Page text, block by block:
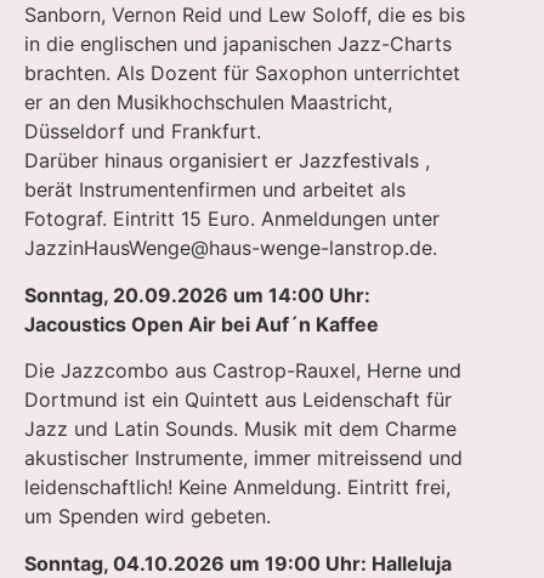
Sanborn, Vernon Reid und Lew Soloff, die es bis
in die englischen und japanischen Jazz-Charts
brachten. Als Dozent für Saxophon unterrichtet
er an den Musikhochschulen Maastricht,
Düsseldorf und Frankfurt.
Darüber hinaus organisiert er Jazzfestivals ,
berät Instrumentenfirmen und arbeitet als
Fotograf. Eintritt 15 Euro. Anmeldungen unter
JazzinHausWenge@haus-wenge-lanstrop.de.
Sonntag, 20.09.2026 um 14:00 Uhr:
Jacoustics Open Air bei Auf´n Kaffee
Die Jazzcombo aus Castrop-Rauxel, Herne und
Dortmund ist ein Quintett aus Leidenschaft für
Jazz und Latin Sounds. Musik mit dem Charme
akustischer Instrumente, immer mitreissend und
leidenschaftlich! Keine Anmeldung. Eintritt frei,
um Spenden wird gebeten.
Sonntag, 04.10.2026 um 19:00 Uhr: Halleluja